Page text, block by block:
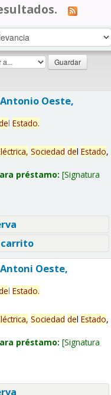
Oeste,
l Estado.
Sociedad del Estado,
préstamo: Signatura
Oeste,
l Estado.
Sociedad del Estado,
préstamo: Signatura